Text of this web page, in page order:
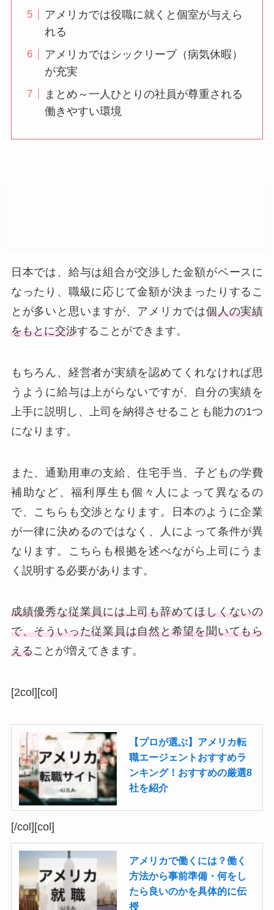
アメリカでは役職に就くと個室が与えら
れる
アメリカではシックリーブ（病気休暇）
が充実
まとめ～一人ひとりの社員が尊重される
働きやすい環境
日本では、給与は組合が交渉した金額がベースに
なったり、職級に応じて金額が決まったりするこ
とが多いと思いますが、アメリカでは個人の実績
をもとに交渉することができます。
もちろん、経営者が実績を認めてくれなければ思
うように給与は上がらないですが、自分の実績を
上手に説明し、上司を納得させることも能力の1つ
になります。
また、通勤用車の支給、住宅手当、子どもの学費
補助など、福利厚生も個々人によって異なるの
で、こちらも交渉となります。日本のように企業
が一律に決めるのではなく、人によって条件が異
なります。こちらも根拠を述べながら上司にうま
く説明する必要があります。
成績優秀な従業員には上司も辞めてほしくないの
で、そういった従業員は自然と希望を聞いてもら
えることが増えてきます。
[2col][col]
【プロが選ぶ】アメリカ転
職エージェントおすすめラ
ンキング！おすすめの厳選8
社を紹介
[/col][col]
アメリカで働くには？働く
方法から事前準備・何をし
たら良いのかを具体的に伝
授